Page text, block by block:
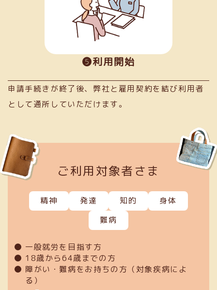
❺利用開始
申請手続きが終了後、弊社と雇用契約を結び利用者
として通所していただけます。
ご利用対象者さま
精神 発達 知的
身体
難病
一般就労を目指す方
18歳から64歳までの方
障がい・難病をお持ちの方（対象疾病によ
る）